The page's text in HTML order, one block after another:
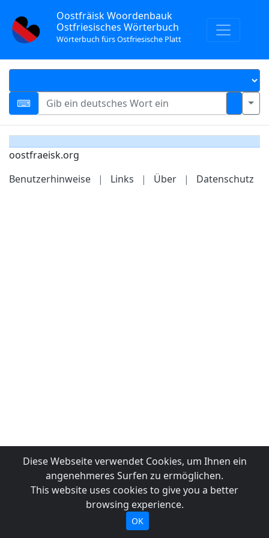
Oostfräisk Woordenbauk
Ostfriesisches Wörterbuch
Wörterbuch fürs Ostfriesische Platt
oostfraeisk.org
Benutzerhinweise
| Links | Über | Datenschutz
Diese Webseite verwendet Cookies, um Ihnen ein
angenehmeres Surfen zu ermöglichen.
This website uses cookies to give you a better
browsing experience.
OK